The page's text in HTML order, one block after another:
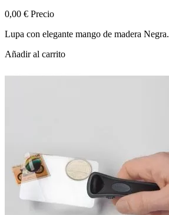
0,00 € Precio
Lupa con elegante mango de madera Negra.
Añadir al carrito